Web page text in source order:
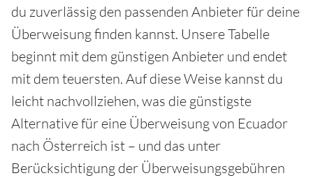
du zuverlässig den passenden Anbieter für deine
Überweisung finden kannst. Unsere Tabelle
beginnt mit dem günstigen Anbieter und endet
mit dem teuersten. Auf diese Weise kannst du
leicht nachvollziehen, was die günstigste
Alternative für eine Überweisung von Ecuador
nach Österreich ist – und das unter
Berücksichtigung der Überweisungsgebühren